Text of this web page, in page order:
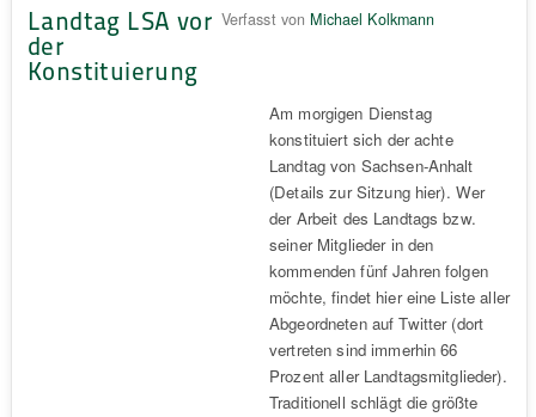
Landtag LSA vor
der
Konstituierung
Verfasst von Michael Kolkmann
Am morgigen Dienstag
konstituiert sich der achte
Landtag von Sachsen-Anhalt
(Details zur Sitzung hier). Wer
der Arbeit des Landtags bzw.
seiner Mitglieder in den
kommenden fünf Jahren folgen
möchte, findet hier eine Liste aller
Abgeordneten auf Twitter (dort
vertreten sind immerhin 66
Prozent aller Landtagsmitglieder).
Traditionell schlägt die größte